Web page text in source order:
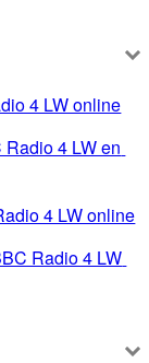
4 LW online
4 LW en
4 LW online
Radio 4 LW